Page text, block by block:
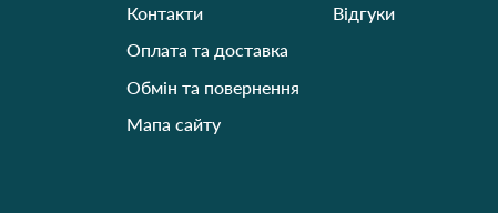
Контакти
Оплата та доставка
Обмін та повернення
Мапа сайту
Відгуки